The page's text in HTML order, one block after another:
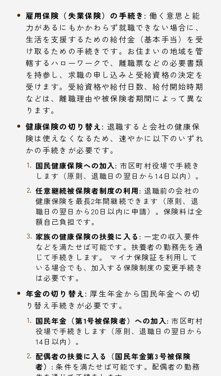
雇用保険（失業保険）の手続き: 働く意思と能
力があるにもかかわらず就職できない場合に、
生活を支援するための給付金（基本手当）を受
け取るための手続きです。お住まいの地域を管
轄するハローワークで、離職票などの必要書類
を持参し、求職の申し込みと受給資格の決定を
受けます。受給資格や給付日数、給付開始時期
などは、離職理由や被保険者期間によって異な
ります。
健康保険の切り替え: 退職すると会社の健康保
険は使えなくなるため、速やかに以下のいずれ
かの手続きが必要です。
国民健康保険への加入: 市区町村役場で手続き
します（原則、退職日の翌日から14日以内）。
任意継続被保険者制度の利用: 退職前の会社の
健康保険を最長2年間継続できます（原則、退
職日の翌日から20日以内に申請）。保険料は全
額自己負担です。
家族の健康保険の扶養に入る: 一定の収入要件
などを満たせば可能です。扶養者の勤務先を通
じて手続きします。 マイナ保険証を利用して
いる場合でも、加入する保険制度の変更手続き
は必要です。
年金の切り替え: 厚生年金から国民年金への切
り替え手続きが必要です。
国民年金（第1号被保険者）への加入: 市区町村
役場で手続きします（原則、退職日の翌日から
14日以内）。
配偶者の扶養に入る（国民年金第3号被保険
者）: 条件を満たせば可能です。配偶者の勤務